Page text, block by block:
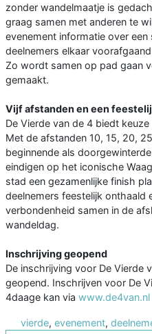
zonder wandelmaatje is
graag samen met anderen te
evenement informatie over
deelnemers elkaar
Zo wordt samen op pad gaan
gemaakt.
Vijf afstanden en een
De Vierde van de 4 biedt
Met de afstanden 10, 15, 20,
beginnende als
eindigen op het iconische
stad een gezamenlijke finish
deelnemers feestelijk onthaald
verbondenheid samen in de
wandeldag.
Inschrijving geopend
De inschrijving voor De Vierde
geopend. Inschrijven voor De
4daage kan via www.de4van.nl
vierde, evenement,